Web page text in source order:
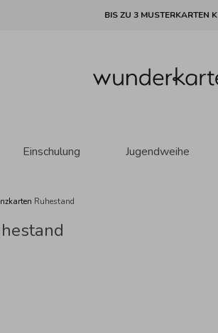
BIS ZU 3 MUSTERKARTEN
Einschulung Jugendweihe
Ruhestand